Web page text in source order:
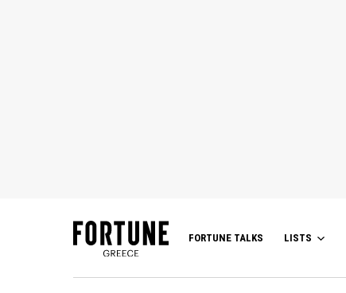
FORTUNE TALKS LISTS